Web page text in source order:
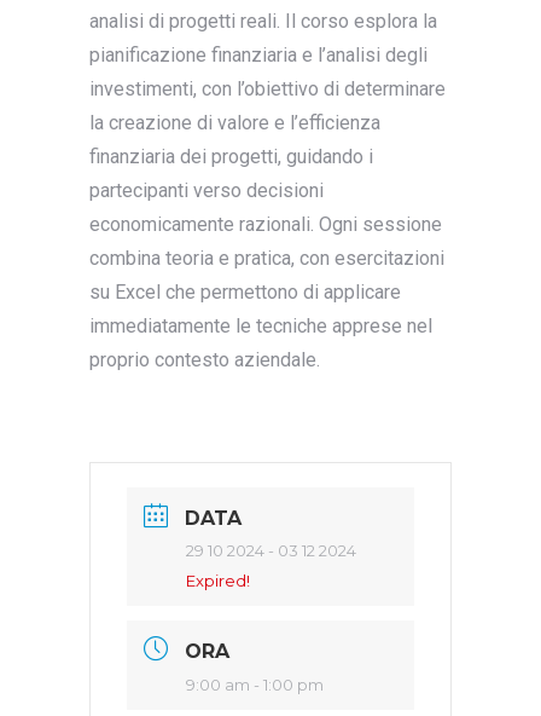
analisi di progetti reali. Il corso esplora la
pianificazione finanziaria e l’analisi degli
investimenti, con l’obiettivo di determinare
la creazione di valore e l’efficienza
finanziaria dei progetti, guidando i
partecipanti verso decisioni
economicamente razionali. Ogni sessione
combina teoria e pratica, con esercitazioni
su Excel che permettono di applicare
immediatamente le tecniche apprese nel
proprio contesto aziendale.
DATA
29 10 2024 - 03 12 2024
Expired!
ORA
9:00 am - 1:00 pm